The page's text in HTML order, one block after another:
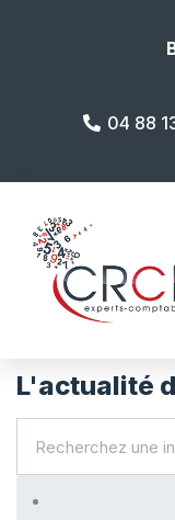
04 88
L'actualité